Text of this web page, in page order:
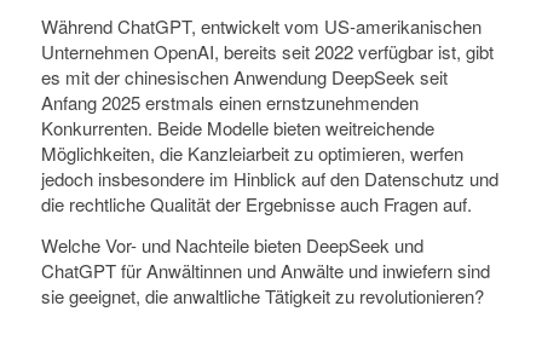
Während ChatGPT, entwickelt vom US-amerikanischen
Unternehmen OpenAI, bereits seit 2022 verfügbar ist, gibt
es mit der chinesischen Anwendung DeepSeek seit
Anfang 2025 erstmals einen ernstzunehmenden
Konkurrenten. Beide Modelle bieten weitreichende
Möglichkeiten, die Kanzleiarbeit zu optimieren, werfen
jedoch insbesondere im Hinblick auf den Datenschutz und
die rechtliche Qualität der Ergebnisse auch Fragen auf.
Welche Vor- und Nachteile bieten DeepSeek und
ChatGPT für Anwältinnen und Anwälte und inwiefern sind
sie geeignet, die anwaltliche Tätigkeit zu revolutionieren?